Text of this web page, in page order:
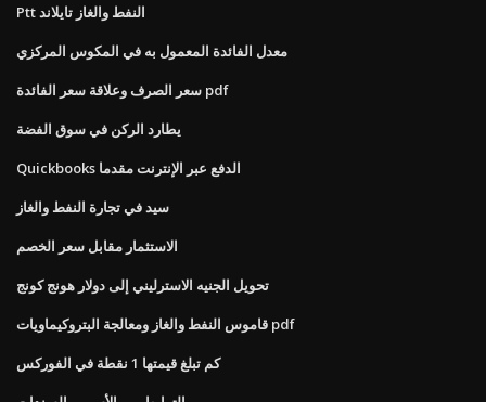
Ptt النفط والغاز تايلاند
معدل الفائدة المعمول به في المكوس المركزي
سعر الصرف وعلاقة سعر الفائدة pdf
يطارد الركن في سوق الفضة
Quickbooks الدفع عبر الإنترنت مقدما
سيد في تجارة النفط والغاز
الاستثمار مقابل سعر الخصم
تحويل الجنيه الاسترليني إلى دولار هونج كونج
قاموس النفط والغاز ومعالجة البتروكيماويات pdf
كم تبلغ قيمتها 1 نقطة في الفوركس